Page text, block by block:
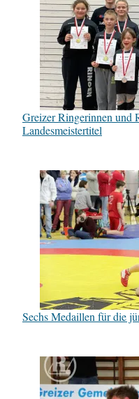
Greizer Ringerinnen und
Landesmeistertitel
Sechs Medaillen für die